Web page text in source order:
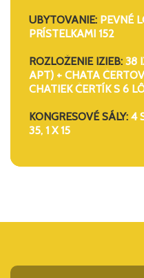
UBYTOVANIE: PEVNÉ
PRÍSTELKAMI 152
ROZLOŽENIE IZIEB: 38
APT) + CHATA
CHATIEK ČERTÍK S 6
KONGRESOVÉ SÁLY: 4
35, 1 X 15